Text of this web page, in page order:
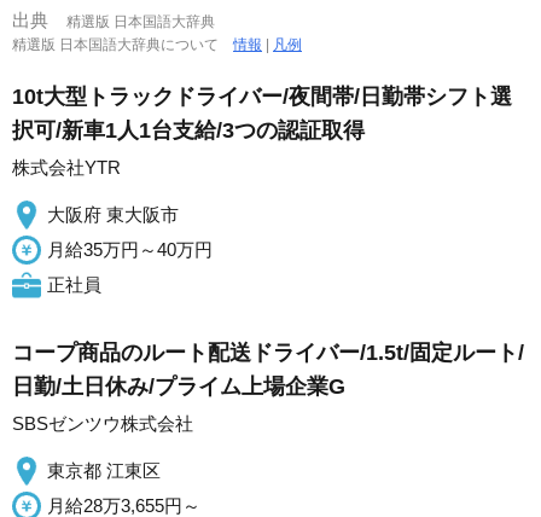
出典
精選版 日本国語大辞典
精選版 日本国語大辞典について情報 凡例
10t大型トラックドライバー/夜間帯/日勤帯シフト選
択可/新車1人1台支給/3つの認証取得
株式会社YTR
大阪府 東大阪市
月給35万円～40万円
正社員
コープ商品のルート配送ドライバー/1.5t/固定ルート/
日勤/土日休み/プライム上場企業G
SBSゼンツウ株式会社
東京都 江東区
月給28万3,655円～